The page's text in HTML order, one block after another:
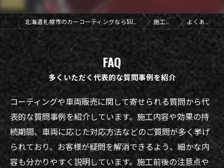
施工事例 よくある質問
多くいただく代表的な質問事例を紹介
FAQ
コーティングや車両販売に関して寄せられる質問から代
表的な質問事例を紹介しています。施工内容や効果の持
続期間、車両に応じた対応方法などのご質問が多く挙げ
られており、お客様が疑問を解消できるよう、細かな内
容も分かりやすく説明しています。施工前後の注意点や